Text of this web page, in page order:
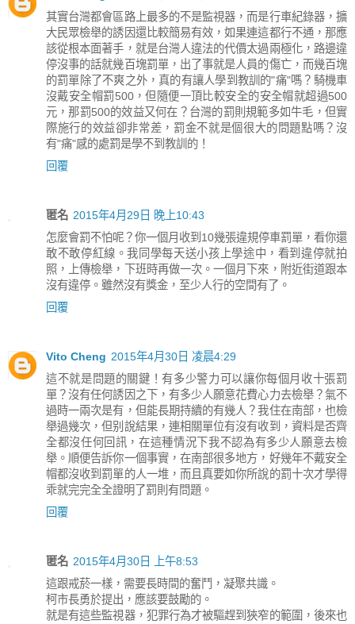
其實台灣都會區路上最多的不是監視器，而是行車紀錄器，擴
大民眾檢舉的誘因還比較簡易有效，如果連這都行不通，那應
該從根本面著手，就是台灣人違法的代價太過兩極化，路邊違
停沒事的話就幾百塊罰單，出了事就是人員的傷亡，而幾百塊
的罰單除了不爽之外，真的有讓人學到教訓的"痛"嗎？騎機車
沒戴安全帽罰500，但隨便一頂比較安全的安全帽就超過500
元，那罰500的效益又何在？台灣的罰則規範多如牛毛，但實
際施行的效益卻非常差，罰金不就是個很大的問題點嗎？沒
有"痛"感的處罰是學不到教訓的！
回覆
匿名 2015年4月29日 晚上10:43
怎麼會罰不怕呢？你一個月收到10幾張違規停車罰單，看你還
敢不敢停紅線。我同學每天送小孩上學途中，看到違停就拍
照，上傳檢舉，下班時再做一次。一個月下來，附近街道跟本
沒有違停。雖然沒有獎金，至少人行的空間有了。
回覆
Vito Cheng 2015年4月30日 凌晨4:29
這不就是問題的關鍵！有多少警力可以讓你每個月收十張罰
單？沒有任何誘因之下，有多少人願意花費心力去檢舉？氣不
過時一兩次是有，但能長期持續的有幾人？我住在南部，也檢
舉過幾次，但别說結果，連相關單位有沒有收到，資料是否齊
全都沒任何回訊，在這種情況下我不認為有多少人願意去檢
舉。順便告訴你一個事實，在南部很多地方，好幾年不戴安全
帽都沒收到罰單的人一堆，而且真要如你所說的罰十次才學得
乖就完完全全證明了罰則有問題。
回覆
匿名 2015年4月30日 上午8:53
這跟戒菸一樣，需要長時間的奮鬥，凝聚共識。
柯市長勇於提出，應該要鼓勵的。
就是有這些監視器，犯罪行為才被驅趕到狹窄的範圍，後來也